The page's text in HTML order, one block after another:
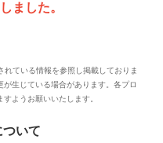
ました。
ている情報を参照し掲載しておりま
生じている場合があります。各プロ
ようお願いいたします。
ついて